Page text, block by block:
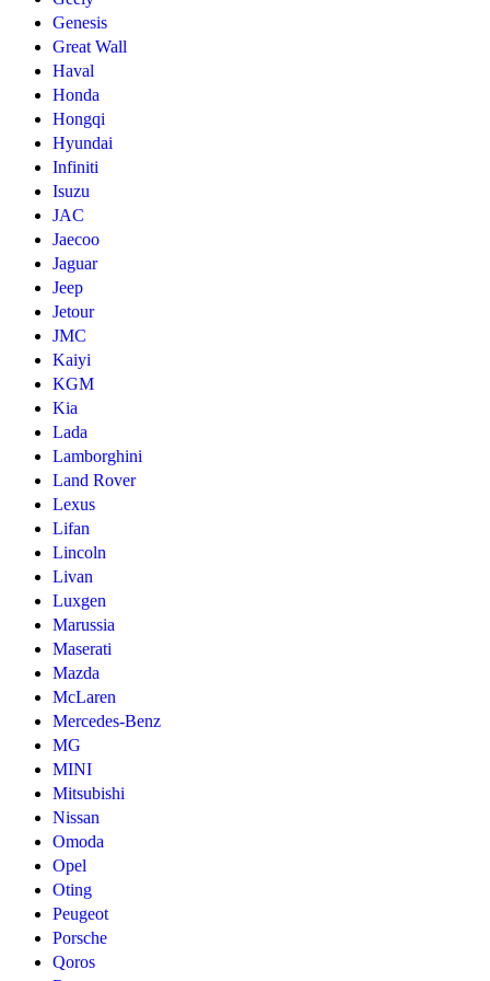
Genesis
Great Wall
Haval
Honda
Hongqi
Hyundai
Infiniti
Isuzu
JAC
Jaecoo
Jaguar
Jeep
Jetour
JMC
Kaiyi
KGM
Kia
Lada
Lamborghini
Land Rover
Lexus
Lifan
Lincoln
Livan
Luxgen
Marussia
Maserati
Mazda
McLaren
Mercedes-Benz
MG
MINI
Mitsubishi
Nissan
Omoda
Opel
Oting
Peugeot
Porsche
Qoros